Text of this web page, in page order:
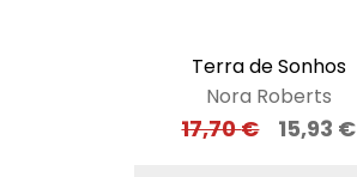
Terra de Sonhos
Nora Roberts
17,70€ 15,93 €